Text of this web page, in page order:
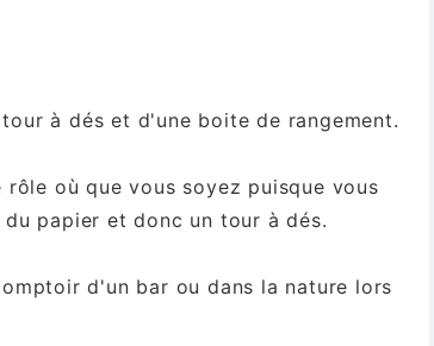
à dés et d'une boite de rangement.
où que vous soyez puisque vous
papier et donc un tour à dés.
d'un bar ou dans la nature lors